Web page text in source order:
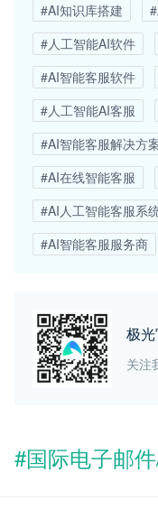
#国际电子邮
#AI知识库搭建
#人工智能AI软件
#AI智能客服软件
#人工智能AI客服
#AI智能客服解决方
#AI在线智能客服
#AI人工智能客服系
#AI智能客服服务商
极
关注